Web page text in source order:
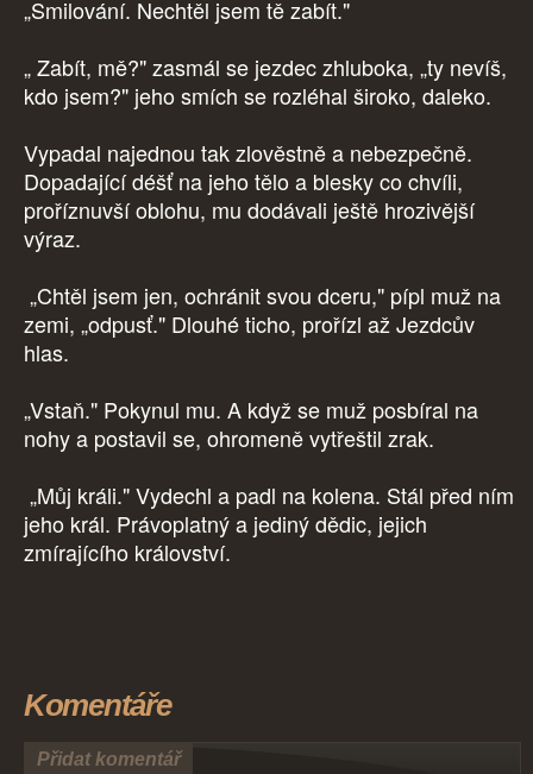
„Smilování. Nechtěl jsem tě zabít."
„ Zabít, mě?" zasmál se jezdec zhluboka, „ty nevíš,
kdo jsem?" jeho smích se rozléhal široko, daleko.
Vypadal najednou tak zlověstně a nebezpečně.
Dopadající déšť na jeho tělo a blesky co chvíli,
proříznuvší oblohu, mu dodávali ještě hrozivější
výraz.
„Chtěl jsem jen, ochránit svou dceru," pípl muž na
zemi, „odpusť." Dlouhé ticho, prořízl až Jezdcův
hlas.
„Vstaň." Pokynul mu. A když se muž posbíral na
nohy a postavil se, ohromeně vytřeštil zrak.
„Můj králi." Vydechl a padl na kolena. Stál před ním
jeho král. Právoplatný a jediný dědic, jejich
zmírajícího království.
Komentáře
Přidat komentář